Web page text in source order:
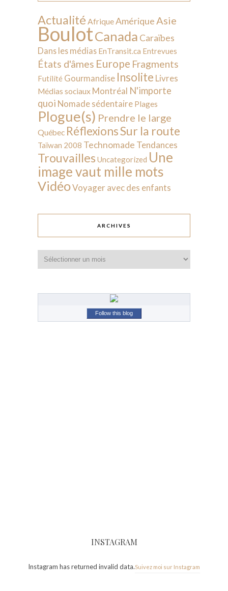
Actualité AfriqueAmérique Asie
BoulotCanada Caraïbes
Dans les médias EnTransit.ca Entrevues
États d'âmes Europe Fragments
Futilité Gourmandise Insolite Livres
Médias sociaux Montréal N'importe
quoi Nomade sédentaire Plages
Plogue(s) Prendre le large
Québec RéflexionsSur la route
Taïwan 2008 Technomade Tendances
Trouvailles Uncategorized Une
image vaut mille mots
VidéoVoyager avec des enfants
ARCHIVES
Follow this blog
INSTAGRAM
Instagram has returned invalid data.Suivez moi sur Instagram